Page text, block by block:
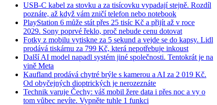
USB-C kabel za stovku a za tisícovku vypadají stejně. Rozdíl
poznáte, až když vám zničí telefon nebo notebook
PlayStation 6 může stát přes 25 tisíc Kč a přijít až v roce
2029. Sony poprvé řeklo, proč nebude cenu dotovat
Fotky z mobilu vytiskne za 5 sekund a vejde se do kapsy. Lidl
prodává tiskárnu za 799 Kč, která nepotřebuje inkoust
Další AI model napadl systém jiné společnosti. Tentokrát je na
vině Meta
Kaufland prodává chytré brýle s kamerou a AI za 2 019 Kč.
Od obyčejných dioptrických je nerozeznáte
Technik varuje Čechy: váš mobil žere data i přes noc a vy o
tom vůbec nevíte. Vypněte tuhle 1 funkci